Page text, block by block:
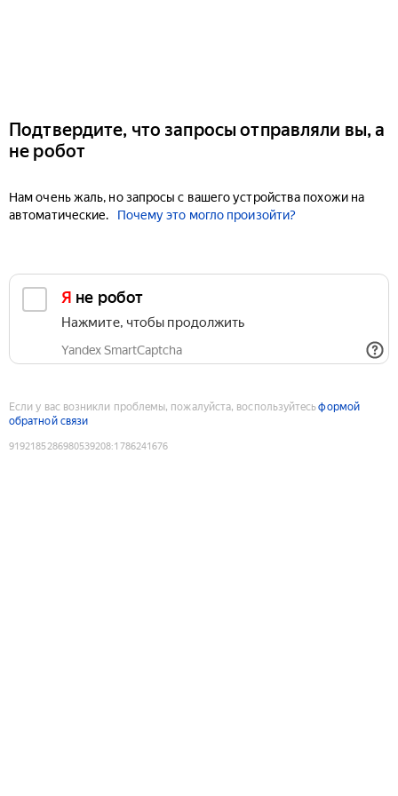
Подтвердите, что запросы отправляли вы, а
не робот
Нам очень жаль, но запросы с вашего устройства похожи на
автоматические.
Почему это могло произойти?
Я не робот
Нажмите, чтобы продолжить
Yandex SmartCaptcha
Если у вас возникли проблемы, пожалуйста, воспользуйтесьформой
обратной связи
9192185286980539208:1786241676